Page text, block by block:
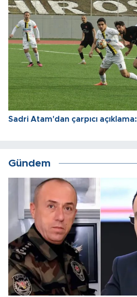
Sadri Atam'dan çarpıcı açıklama:
Gündem